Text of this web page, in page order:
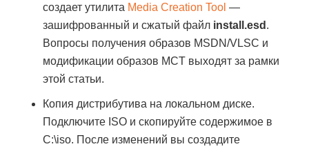
создает утилита Media Creation Tool —
зашифрованный и сжатый файл install.esd .
Вопросы получения образов MSDN/VLSC и
модификации образов MCT выходят за рамки
этой статьи.
Копия дистрибутива на локальном диске.
Подключите ISO и скопируйте содержимое в
C:\iso. После изменений вы создадите